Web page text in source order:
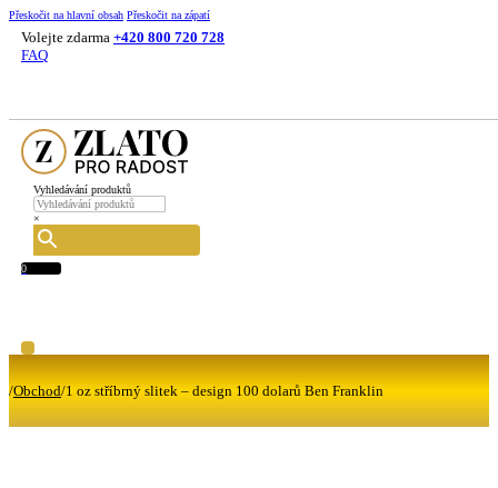
Přeskočit na hlavní obsah Přeskočit na zápatí
Volejte zdarma +420 800 720 728
FAQ
Vyhledávání produktů
×
0
/Obchod/1 oz stříbrný slitek – design 100 dolarů Ben Franklin